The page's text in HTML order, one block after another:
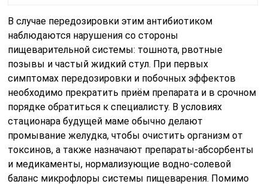
В случае передозировки этим антибиотиком
наблюдаются нарушения со стороны
пищеварительной системы: тошнота, рвотные
позывы и частый жидкий стул. При первых
симптомах передозировки и побочных эффектов
необходимо прекратить приём препарата и в срочном
порядке обратиться к специалисту. В условиях
стационара будущей маме обычно делают
промывание желудка, чтобы очистить организм от
токсинов, а также назначают препараты-абсорбенты
и медикаменты, нормализующие водно-солевой
баланс микрофлоры системы пищеварения. Помимо